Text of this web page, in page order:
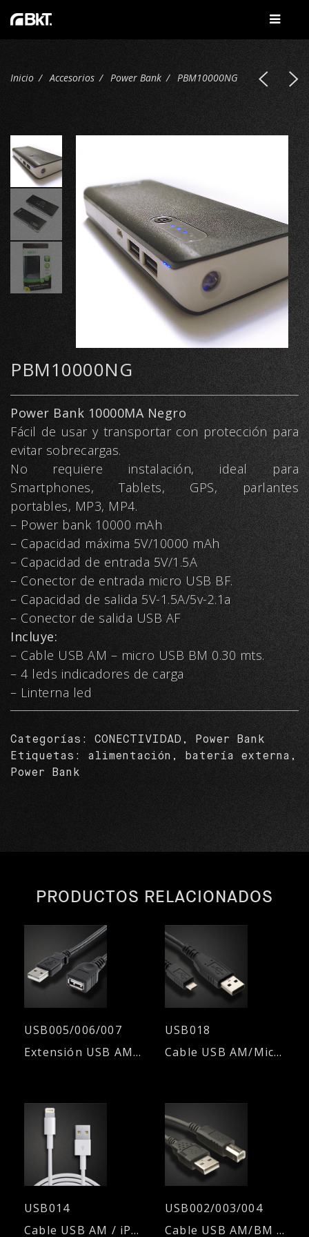
Inicio Accesorios Power Bank PBM10000NG
PBM10000NG
Power Bank 10000MA Negro
Fácil de usar y transportar con protección para
evitar sobrecargas.
No requiere instalación, ideal para
Smartphones, Tablets, GPS, parlantes
portables, MP3, MP4.
– Power bank 10000 mAh
– Capacidad máxima 5V/10000 mAh
– Capacidad de entrada 5V/1.5A
– Conector de entrada micro USB BF.
– Capacidad de salida 5V-1.5A/5v-2.1a
– Conector de salida USB AF
Incluye:
– Cable USB AM – micro USB BM 0.30 mts.
– 4 leds indicadores de carga
– Linterna led
Categorías: CONECTIVIDAD ,
Power Bank
Etiquetas: alimentación , batería externa ,
Power Bank
PRODUCTOS RELACIONADOS
USB005/006/007
Extensión USB AM/AH 2.0. Diferentes longitudes de cable
USB018
Cable USB AM/Micro USB - 1,80mts.
USB014
Cable USB AM / iPhone 5/6/7/8/X - 2.1 A
USB002/003/004
Cable USB AM/BM 2.0 - Diferentes longitudes de cable.